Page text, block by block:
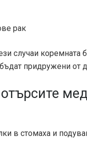
рак
случаи коремната
придружени от
в стомаха и